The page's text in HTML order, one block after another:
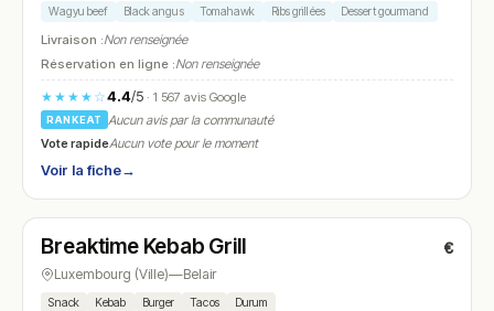
Wagyu beef Black angus Tomahawk Ribs grillées Dessert gourmand
Livraison :Non renseignée
Réservation en ligne :Non renseignée
★★★★☆4.4/5· 1 567 avis Google
RANKEAT
Aucun avis par la communauté
Vote rapideAucun vote pour le moment
Voir la fiche→
N° 17
Breaktime Kebab Grill €
Luxembourg (Ville)—Belair
Snack Kebab Burger Tacos Durum